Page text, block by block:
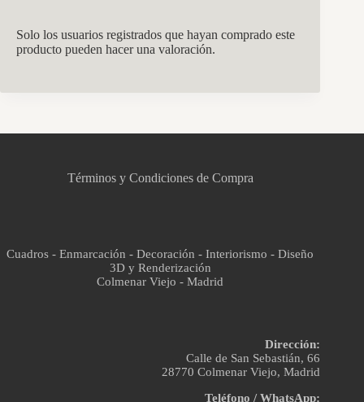
Solo los usuarios registrados que hayan comprado este
producto pueden hacer una valoración.
Términos y Condiciones de Compra
Cuadros - Enmarcación - Decoración - Interiorismo - Diseño
3D y Renderización
Colmenar Viejo - Madrid
Dirección:
Calle de San Sebastián, 66
28770 Colmenar Viejo, Madrid
Teléfono / WhatsApp:
Asistente virtual · En línea